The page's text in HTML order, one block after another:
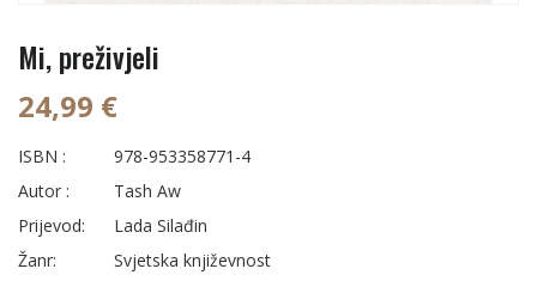
Mi, preživjeli
24,99 €
ISBN :
978-953358771-4
Autor :
Tash Aw
Prijevod:
Lada Silađin
Žanr:
Svjetska književnost